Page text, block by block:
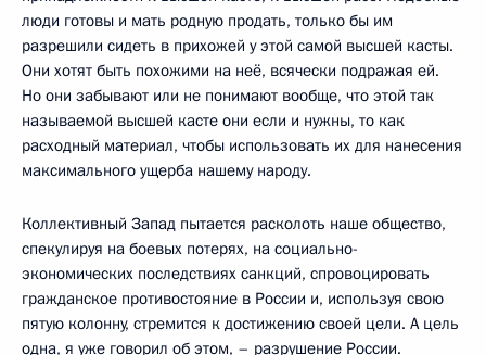
люди готовы и мать родную продать, только бы им
разрешили сидеть в прихожей у этой самой высшей касты.
Они хотят быть похожими на неё, всячески подражая ей.
Но они забывают или не понимают вообще, что этой так
называемой высшей касте они если и нужны, то как
расходный материал, чтобы использовать их для нанесения
максимального ущерба нашему народу.
Коллективный Запад пытается расколоть наше общество,
спекулируя на боевых потерях, на социально-
экономических последствиях санкций, спровоцировать
гражданское противостояние в России и, используя свою
пятую колонну, стремится к достижению своей цели. А цель
одна, я уже говорил об этом, – разрушение России.